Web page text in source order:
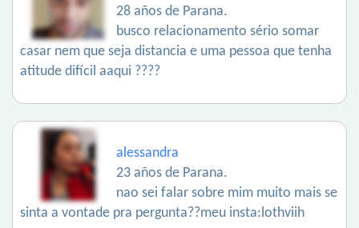
28 años de Parana.
busco relacionamento sério somar
casar nem que seja distancia e uma pessoa que tenha
atitude difícil aaqui ????
alessandra
23 años de Parana.
nao sei falar sobre mim muito mais se
sinta a vontade pra pergunta??meu insta:lothviih